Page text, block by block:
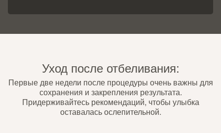
Уход после отбеливания:
Первые две недели после процедуры очень важны для
сохранения и закрепления результата.
Придерживайтесь рекомендаций, чтобы улыбка
оставалась ослепительной.